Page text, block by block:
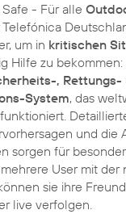
- Für alle
um in kritischen
Hilfe zu bekommen:
, Rettungs-
System, das
und die
sorgen für
User mit der
sie ihre
live verfolgen.